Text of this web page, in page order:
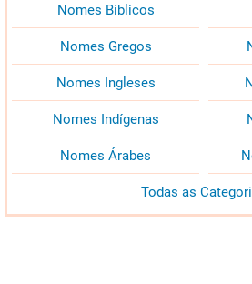
Nomes Bíblicos
Nomes Gregos
Nomes Ingleses
Nomes Indígenas
Nomes Árabes
Todas as